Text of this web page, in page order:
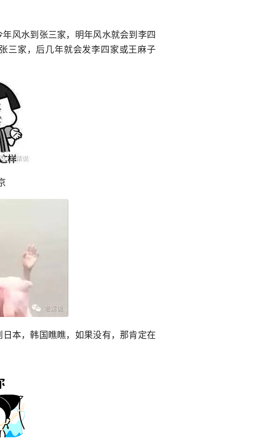
风水到张三家，明年风水就会到李四
三家，后几年就会发李四家或王麻子
本，韩国瞧瞧，如果没有，那肯定在